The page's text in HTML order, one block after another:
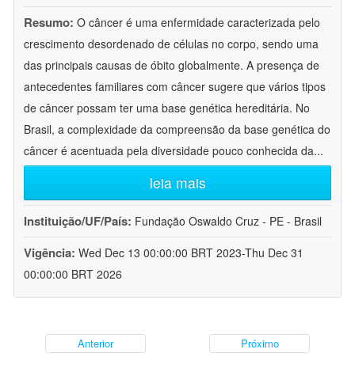
Resumo: O câncer é uma enfermidade caracterizada pelo
crescimento desordenado de células no corpo, sendo uma
das principais causas de óbito globalmente. A presença de
antecedentes familiares com câncer sugere que vários tipos
de câncer possam ter uma base genética hereditária. No
Brasil, a complexidade da compreensão da base genética do
câncer é acentuada pela diversidade pouco conhecida da...
leia mais
Instituição/UF/País: Fundação Oswaldo Cruz - PE - Brasil
Vigência: Wed Dec 13 00:00:00 BRT 2023-Thu Dec 31
00:00:00 BRT 2026
Anterior Próximo